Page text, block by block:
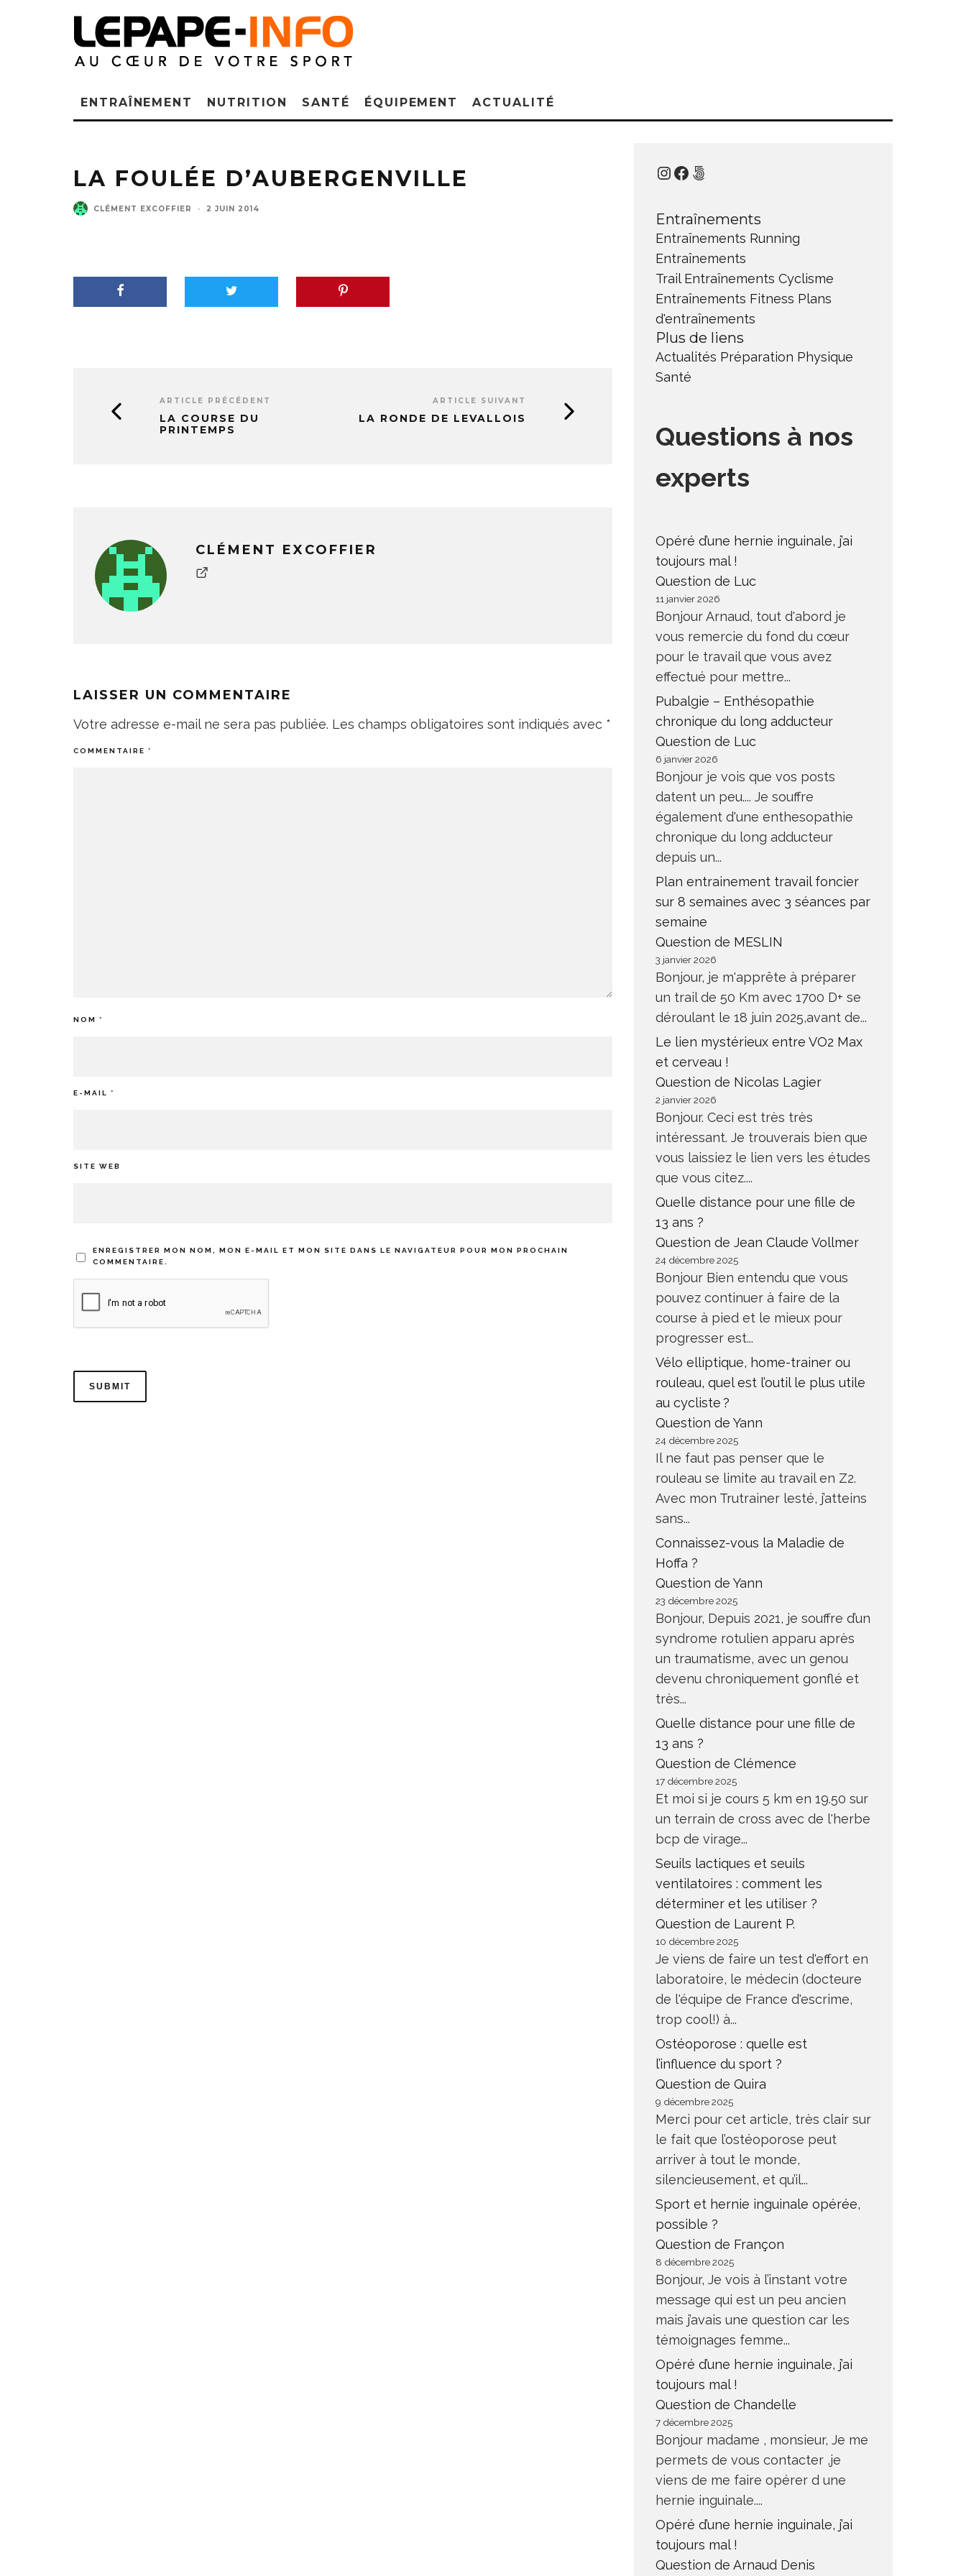
ENTRAÎNEMENT NUTRITION SANTÉ ÉQUIPEMENT ACTUALITÉ
LA FOULÉE D’AUBERGENVILLE
CLÉMENT EXCOFFIER · 2 JUIN 2014
ARTICLE PRÉCÉDENT
LA COURSE DU
PRINTEMPS
ARTICLE SUIVANT
LA RONDE DE LEVALLOIS
CLÉMENT EXCOFFIER
LAISSER UN COMMENTAIRE
Votre adresse e-mail ne sera pas publiée. Les champs obligatoires sont indiqués avec *
COMMENTAIRE *
NOM *
E-MAIL *
SITE WEB
ENREGISTRER MON NOM, MON E-MAIL ET MON SITE DANS LE NAVIGATEUR POUR MON PROCHAIN
COMMENTAIRE.
Instagram
Facebook
500px
Entraînements
Entraînements Running
Entraînements
Trail Entraînements Cyclisme
Entraînements Fitness Plans
d'entraînements
Plus de liens
Actualités Préparation Physique
Santé
Questions à nos
experts
Opéré d’une hernie inguinale, j’ai
toujours mal !
Question de Luc
11 janvier 2026
Bonjour Arnaud, tout d'abord je
vous remercie du fond du cœur
pour le travail que vous avez
effectué pour mettre...
Pubalgie – Enthésopathie
chronique du long adducteur
Question de Luc
6 janvier 2026
Bonjour je vois que vos posts
datent un peu.... Je souffre
également d'une enthesopathie
chronique du long adducteur
depuis un...
Plan entrainement travail foncier
sur 8 semaines avec 3 séances par
semaine
Question de MESLIN
3 janvier 2026
Bonjour, je m'apprête à préparer
un trail de 50 Km avec 1700 D+ se
déroulant le 18 juin 2025,avant de...
Le lien mystérieux entre VO2 Max
et cerveau !
Question de Nicolas Lagier
2 janvier 2026
Bonjour. Ceci est très très
intéressant. Je trouverais bien que
vous laissiez le lien vers les études
que vous citez....
Quelle distance pour une fille de
13 ans ?
Question de Jean Claude Vollmer
24 décembre 2025
Bonjour Bien entendu que vous
pouvez continuer à faire de la
course à pied et le mieux pour
progresser est...
Vélo elliptique, home-trainer ou
rouleau, quel est l’outil le plus utile
au cycliste ?
Question de Yann
24 décembre 2025
Il ne faut pas penser que le
rouleau se limite au travail en Z2.
Avec mon Trutrainer lesté, j’atteins
sans...
Connaissez-vous la Maladie de
Hoffa ?
Question de Yann
23 décembre 2025
Bonjour, Depuis 2021, je souffre d’un
syndrome rotulien apparu après
un traumatisme, avec un genou
devenu chroniquement gonflé et
très...
Quelle distance pour une fille de
13 ans ?
Question de Clémence
17 décembre 2025
Et moi si je cours 5 km en 19.50 sur
un terrain de cross avec de l'herbe
bcp de virage...
Seuils lactiques et seuils
ventilatoires : comment les
déterminer et les utiliser ?
Question de Laurent P.
10 décembre 2025
Je viens de faire un test d'effort en
laboratoire, le médecin (docteure
de l'équipe de France d'escrime,
trop cool!) à...
Ostéoporose : quelle est
l’influence du sport ?
Question de Quira
9 décembre 2025
Merci pour cet article, très clair sur
le fait que l’ostéoporose peut
arriver à tout le monde,
silencieusement, et qu’il...
Sport et hernie inguinale opérée,
possible ?
Question de Françon
8 décembre 2025
Bonjour, Je vois à l’instant votre
message qui est un peu ancien
mais j’avais une question car les
témoignages femme...
Opéré d’une hernie inguinale, j’ai
toujours mal !
Question de Chandelle
7 décembre 2025
Bonjour madame , monsieur, Je me
permets de vous contacter ,je
viens de me faire opérer d une
hernie inguinale....
Opéré d’une hernie inguinale, j’ai
toujours mal !
Question de Arnaud Denis